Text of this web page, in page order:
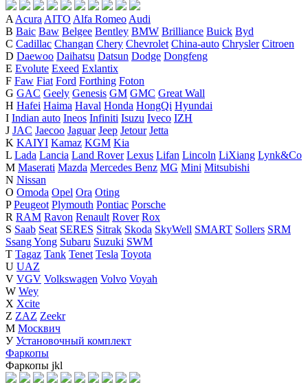
A Acura AITO Alfa Romeo Audi
B Baic Baw Belgee Bentley BMW Brilliance Buick Byd
C Cadillac Changan Chery Chevrolet China-auto Chrysler Citroen
D Daewoo Daihatsu Datsun Dodge Dongfeng
E Evolute Exeed Exlantix
F Faw Fiat Ford Forthing Foton
G GAC Geely Genesis GM GMC Great Wall
H Hafei Haima Haval Honda HongQi Hyundai
I Indian auto Ineos Infiniti Isuzu Iveco IZH
J JAC Jaecoo Jaguar Jeep Jetour Jetta
K KAIYI Kamaz KGM Kia
L Lada Lancia Land Rover Lexus Lifan Lincoln LiXiang Lynk&Co
M Maserati Mazda Mercedes Benz MG Mini Mitsubishi
N Nissan
O Omoda Opel Ora Oting
P Peugeot Plymouth Pontiac Porsche
R RAM Ravon Renault Rover Rox
S Saab Seat SERES Sitrak Skoda SkyWell SMART Sollers SRM
Ssang Yong Subaru Suzuki SWM
T Tagaz Tank Tenet Tesla Toyota
U UAZ
V VGV Volkswagen Volvo Voyah
W Wey
X Xcite
Z ZAZ Zeekr
М Москвич
У Установочный комплект
Фаркопы
Фаркопы jkl